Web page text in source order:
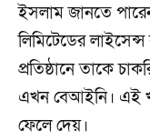
ইসলাম জানতে
লিমিটেডের
প্রতিষ্ঠানে তাকে
এখন বেআইনি। এই
ফেলে দেয়।